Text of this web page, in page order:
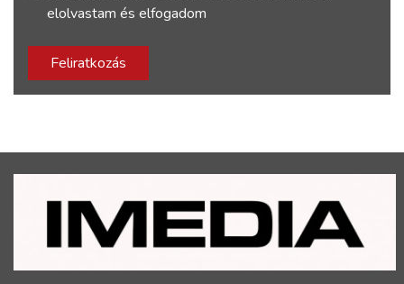
elolvastam és elfogadom
Feliratkozás